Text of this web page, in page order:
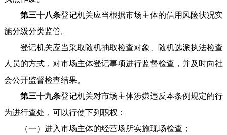
第三十八条登记机关应当根据市场主体的信用风险状况实
施分级分类监管。
登记机关应当采取随机抽取检查对象、随机选派执法检查
人员的方式，对市场主体登记事项进行监督检查，并及时向社
会公开监督检查结果。
第三十九条登记机关对市场主体涉嫌违反本条例规定的行
为进行查处，可以行使下列职权：
（一）进入市场主体的经营场所实施现场检查；